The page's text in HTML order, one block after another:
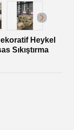
Heykel
Sıkıştırma